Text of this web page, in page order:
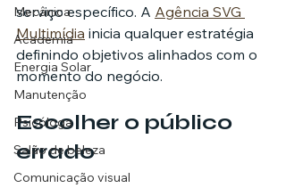
Mecânica
Academia
Energia Solar
Manutenção
Psicóloga
Salão de beleza
Comunicação visual
serviço específico. A Agência SVG
Multimídia inicia qualquer estratégia
definindo objetivos alinhados com o
momento do negócio.
Escolher o público
errado